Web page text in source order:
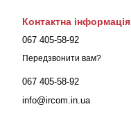
Контактна інформація
067 405-58-92
Передзвонити вам?
067 405-58-92
info@ircom.in.ua